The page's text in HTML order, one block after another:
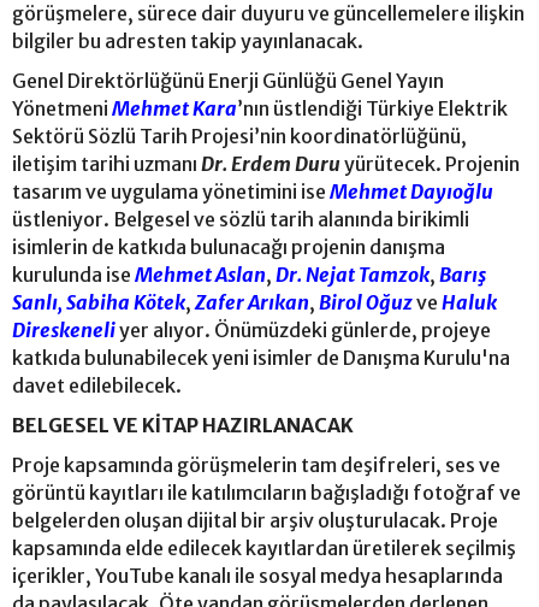
görüşmelere, sürece dair duyuru ve güncellemelere ilişkin
bilgiler bu adresten takip yayınlanacak.
Genel Direktörlüğünü Enerji Günlüğü Genel Yayın
Yönetmeni Mehmet Kara’nın üstlendiği Türkiye Elektrik
Sektörü Sözlü Tarih Projesi’nin koordinatörlüğünü,
iletişim tarihi uzmanı Dr. Erdem Duruyürütecek. Projenin
tasarım ve uygulama yönetimini ise Mehmet Dayıoğlu
üstleniyor. Belgesel ve sözlü tarih alanında birikimli
isimlerin de katkıda bulunacağı projenin danışma
kurulunda ise Mehmet Aslan, Dr. Nejat Tamzok, Barış
Sanlı, Sabiha Kötek,Zafer Arıkan, Birol Oğuzve Haluk
Direskeneliyer alıyor. Önümüzdeki günlerde, projeye
katkıda bulunabilecek yeni isimler de Danışma Kurulu'na
davet edilebilecek.
BELGESEL VE KİTAP HAZIRLANACAK
Proje kapsamında görüşmelerin tam deşifreleri, ses ve
görüntü kayıtları ile katılımcıların bağışladığı fotoğraf ve
belgelerden oluşan dijital bir arşiv oluşturulacak. Proje
kapsamında elde edilecek kayıtlardan üretilerek seçilmiş
içerikler, YouTube kanalı ile sosyal medya hesaplarında